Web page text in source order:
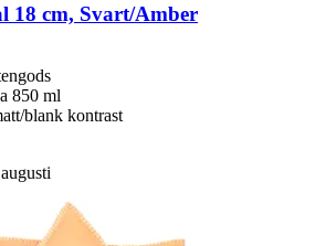
18 cm, Svart/Amber
850 ml
blank kontrast